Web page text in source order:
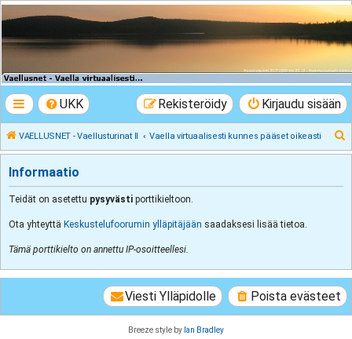
VAELLUSNET -
Vaellusturinat II
UKK Kirjaudu sisään
Rekisteröidy
VAELLUSNET - Vaellusturinat II Vaella virtuaalisesti kunnes pääset oikeasti
t
Informaatio
Teidät on asetettu pysyvästi porttikieltoon.
Ota yhteyttä Keskustelufoorumin ylläpitäjään saadaksesi lisää tietoa.
Tämä porttikielto on annettu IP-osoitteellesi.
Poista evästeet
Viesti Ylläpidolle
Breeze style by Ian Bradley